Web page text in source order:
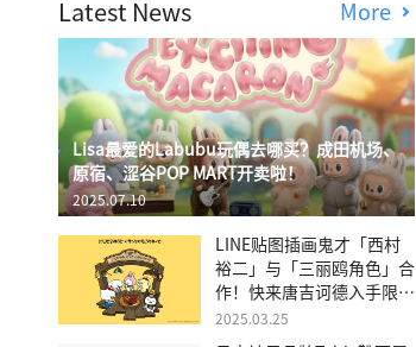
Latest News More
Lisa最爱的Labubu玩偶去哪买？成田机场、
原宿、涩谷POP MART开卖啦！
2025.07.10
LINE贴图插画鬼才「西村
裕二」与「三丽鸥角色」合
作！快来唐吉诃德入手限量
商品
2025.03.25